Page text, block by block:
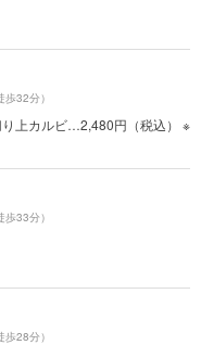
歩32分）
上カルビ…2,480円（税込） ※
歩33分）
歩28分）